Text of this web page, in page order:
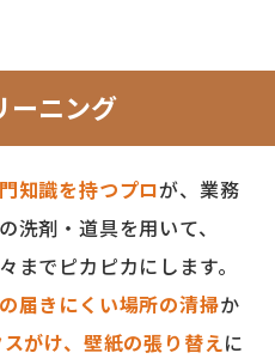
ーニング
知識を持つプロが、業務
洗剤・道具を用いて、
までピカピカにします。
届きにくい場所の清掃か
がけ、壁紙の張り替えに